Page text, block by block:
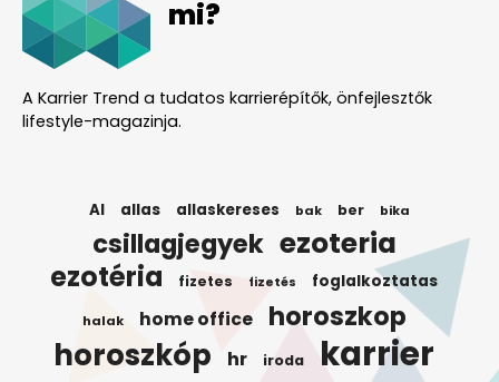
mi?
A Karrier Trend a tudatos karrierépítők, önfejlesztők
lifestyle-magazinja.
AI allas allaskereses bak ber bika
csillagjegyek ezoteria
ezotéria fizetes fizetés foglalkoztatas
halak home office horoszkop
horoszkóp hr iroda karrier